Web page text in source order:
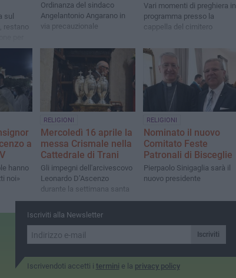
sul
restano
in
Ordinanza del sindaco
Angelantonio Angarano in
via precauzionale
Vari momenti di preghiera in
programma presso la
cappella del cimitero
a
hanno
noi»
RELIGIONI
Mercoledì 16 aprile la
messa Crismale nella
Cattedrale di Trani
Gli impegni dell'arcivescovo
Leonardo D’Ascenzo
durante la settimana santa
RELIGIONI
Nominato il nuovo
Comitato Feste
Patronali di Bisceglie
Pierpaolo Sinigaglia sarà il
nuovo presidente
Iscriviti alla Newsletter
Iscriviti
Iscrivendoti accetti i termini e la privacy policy